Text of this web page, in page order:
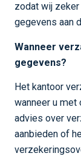
zodat wij
gegevens aan
Wanneer
gegevens?
Het kantoor
wanneer u
advies over
aanbieden of